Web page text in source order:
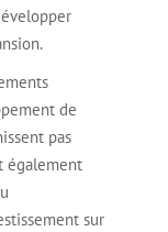
de
pas
également
sur